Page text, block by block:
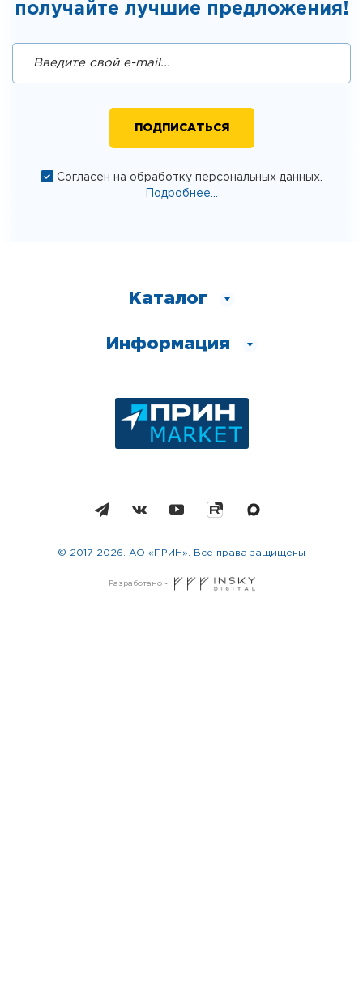
получайте лучшие предложения!
Согласен на обработку персональных данных.
Подробнее...
Каталог
Информация
Разработано -
© 2017-2026. АО «ПРИН». Все права защищены